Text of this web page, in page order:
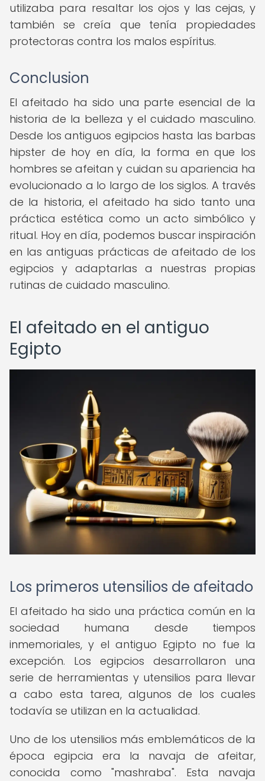
utilizaba para resaltar los ojos y las cejas, y
también se creía que tenía propiedades
protectoras contra los malos espíritus.
Conclusion
El afeitado ha sido una parte esencial de la
historia de la belleza y el cuidado masculino.
Desde los antiguos egipcios hasta las barbas
hipster de hoy en día, la forma en que los
hombres se afeitan y cuidan su apariencia ha
evolucionado a lo largo de los siglos. A través
de la historia, el afeitado ha sido tanto una
práctica estética como un acto simbólico y
ritual. Hoy en día, podemos buscar inspiración
en las antiguas prácticas de afeitado de los
egipcios y adaptarlas a nuestras propias
rutinas de cuidado masculino.
El afeitado en el antiguo
Egipto
Los primeros utensilios de afeitado
El afeitado ha sido una práctica común en la
sociedad humana desde tiempos
inmemoriales, y el antiguo Egipto no fue la
excepción. Los egipcios desarrollaron una
serie de herramientas y utensilios para llevar
a cabo esta tarea, algunos de los cuales
todavía se utilizan en la actualidad.
Uno de los utensilios más emblemáticos de la
época egipcia era la navaja de afeitar,
conocida como "mashraba". Esta navaja